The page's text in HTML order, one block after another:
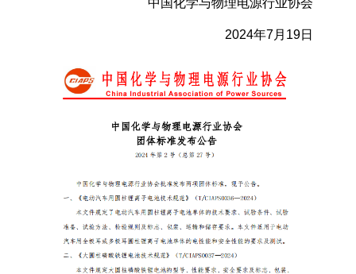
中国化学与物理电源行业协会
2024年7月19日